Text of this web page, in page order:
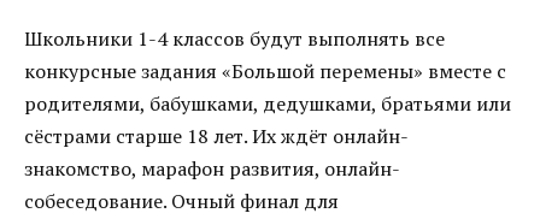
Школьники 1-4 классов будут выполнять все
конкурсные задания «Большой перемены» вместе с
родителями, бабушками, дедушками, братьями или
сёстрами старше 18 лет. Их ждёт онлайн-
знакомство, марафон развития, онлайн-
собеседование. Очный финал для